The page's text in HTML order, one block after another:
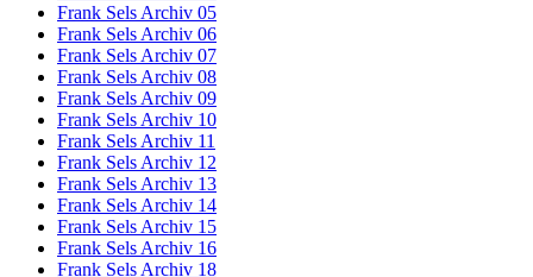
Frank Sels Archiv 05
Frank Sels Archiv 06
Frank Sels Archiv 07
Frank Sels Archiv 08
Frank Sels Archiv 09
Frank Sels Archiv 10
Frank Sels Archiv 11
Frank Sels Archiv 12
Frank Sels Archiv 13
Frank Sels Archiv 14
Frank Sels Archiv 15
Frank Sels Archiv 16
Frank Sels Archiv 18